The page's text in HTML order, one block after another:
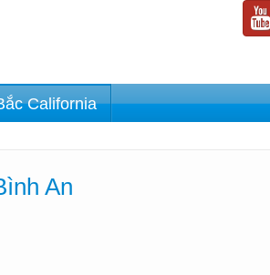
California
An